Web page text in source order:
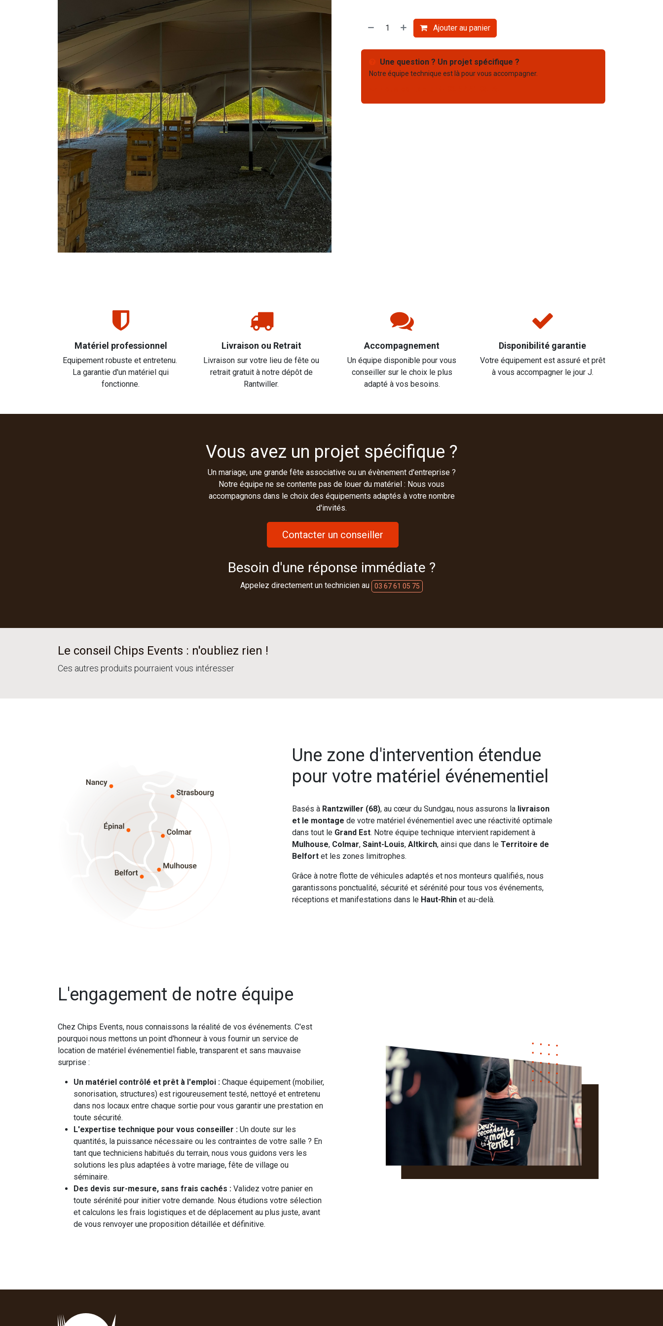
Ajouter au panier
Une question ? Un projet spécifique ?
Notre équipe technique est là pour vous accompagner.
Matériel professionnel
Equipement robuste et entretenu.
La garantie d'un matériel qui
fonctionne.
Livraison ou Retrait
Livraison sur votre lieu de fête ou
retrait gratuit à notre dépôt de
Rantwiller.
Accompagnement
Un équipe disponible pour vous
conseiller sur le choix le plus
adapté à vos besoins.
Disponibilité garantie
Votre équipement est assuré et prêt
à vous accompagner le jour J.
Vous avez un projet spécifique ?
Un mariage, une grande fête associative ou un évènement d'entreprise ?
Notre équipe ne se contente pas de louer du matériel : Nous vous
accompagnons dans le choix des équipements adaptés à votre nombre
d'invités.
Contacter un conseiller
Besoin d'une réponse immédiate ?
Appelez directement un technicien au 03 67 61 05 75
Le conseil Chips Events : n'oubliez rien !
Ces autres produits pourraient vous intéresser
Une zone d'intervention étendue
pour votre matériel événementiel
Basés à Rantzwiller (68), au cœur du Sundgau, nous assurons la livraison
et le montage de votre matériel événementiel avec une réactivité optimale
dans tout le Grand Est. Notre équipe technique intervient rapidement à
Mulhouse, Colmar, Saint-Louis, Altkirch, ainsi que dans le Territoire de
Belfort et les zones limitrophes.
Grâce à notre flotte de véhicules adaptés et nos monteurs qualifiés, nous
garantissons ponctualité, sécurité et sérénité pour tous vos événements,
réceptions et manifestations dans le Haut-Rhin et au-delà.
L'engagement de notre équipe
Chez Chips Events, nous connaissons la réalité de vos événements. C'est
pourquoi nous mettons un point d'honneur à vous fournir un service de
location de matériel événementiel fiable, transparent et sans mauvaise
surprise :
Un matériel contrôlé et prêt à l'emploi : Chaque équipement (mobilier,
sonorisation, structures) est rigoureusement testé, nettoyé et entretenu
dans nos locaux entre chaque sortie pour vous garantir une prestation en
toute sécurité.
L'expertise technique pour vous conseiller : Un doute sur les
quantités, la puissance nécessaire ou les contraintes de votre salle ? En
tant que techniciens habitués du terrain, nous vous guidons vers les
solutions les plus adaptées à votre mariage, fête de village ou
séminaire.
Des devis sur-mesure, sans frais cachés : Validez votre panier en
toute sérénité pour initier votre demande. Nous étudions votre sélection
et calculons les frais logistiques et de déplacement au plus juste, avant
de vous renvoyer une proposition détaillée et définitive.